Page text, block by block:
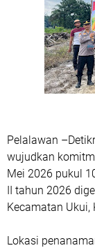
Pelalawan
wujudkan
Mei 2026 pukul
II tahun 2026
Kecamatan Ukui,
Lokasi